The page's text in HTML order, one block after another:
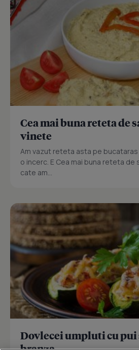
Cea mai buna reteta de
vinete
Am vazut reteta asta pe bucataras
o incerc. E Cea mai buna reteta de
cate am...
Dovlecei umpluti cu pui